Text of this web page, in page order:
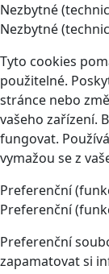
Nezbytné
Nezbytné
Tyto cookies
použitelné.
stránce nebo
vašeho zařízení.
fungovat.
vymažou se z
Preferenční
Preferenční
Preferenční
zapamatovat si